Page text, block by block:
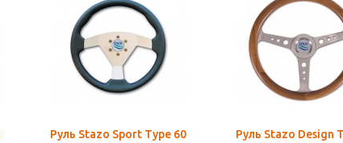
Руль Stazo Sport Type 60
Руль Stazo Design